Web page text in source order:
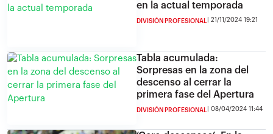
en la actual temporada
DIVISIÓN PROFESIONAL 21/11/2024 19:21
Tabla acumulada:
Sorpresas en la zona del
descenso al cerrar la
primera fase del Apertura
DIVISIÓN PROFESIONAL 08/04/2024 11:44